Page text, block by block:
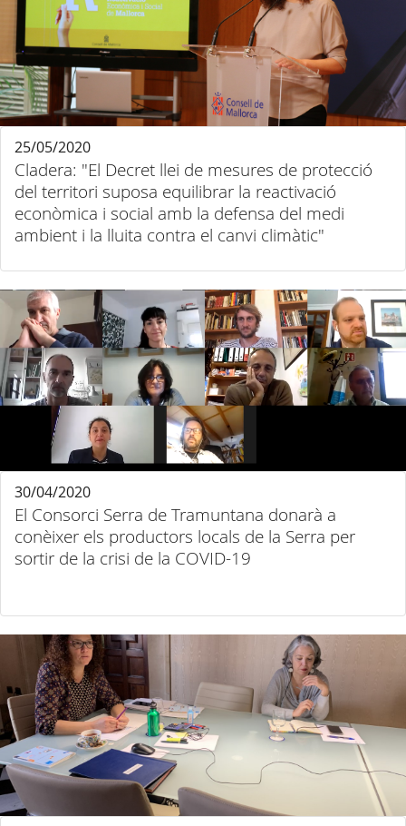
Cladera: "El Decret llei de mesures de protecció
del territori suposa equilibrar la reactivació
econòmica i social amb la defensa del medi
ambient i la lluita contra el canvi climàtic"
25/05/2020
El Consorci Serra de Tramuntana donarà a
conèixer els productors locals de la Serra per
sortir de la crisi de la COVID-19
30/04/2020